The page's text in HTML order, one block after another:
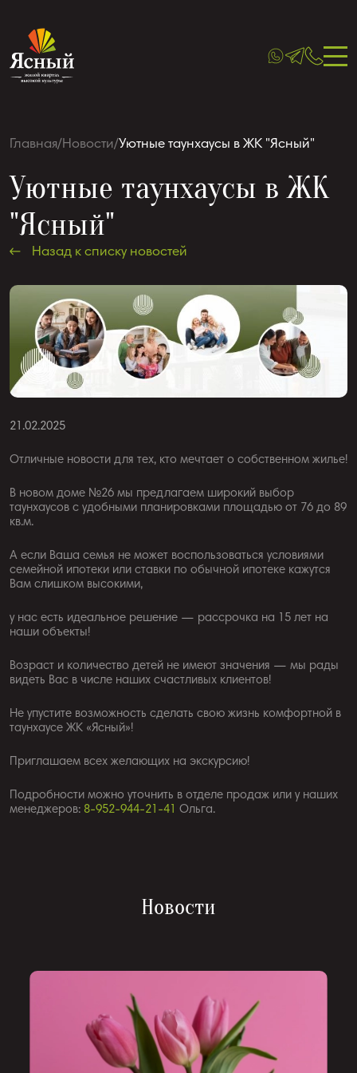
Записаться
Главная/Новости/Уютные таунхаусы в ЖК "Ясный"
Уютные таунхаусы в ЖК
"Ясный"
Назад к списку новостей
21.02.2025
Отличные новости для тех, кто мечтает о собственном жилье!
В новом доме №26 мы предлагаем широкий выбор
таунхаусов с удобными планировками площадью от 76 до 89
кв.м.
А если Ваша семья не может воспользоваться условиями
семейной ипотеки или ставки по обычной ипотеке кажутся
Вам слишком высокими,
у нас есть идеальное решение — рассрочка на 15 лет на
наши объекты!
Возраст и количество детей не имеют значения — мы рады
видеть Вас в числе наших счастливых клиентов!
Не упустите возможность сделать свою жизнь комфортной в
таунхаусе ЖК «Ясный»!
Приглашаем всех желающих на экскурсию!
Подробности можно уточнить в отделе продаж или у наших
менеджеров: 8-952-944-21-41 Ольга.
Новости